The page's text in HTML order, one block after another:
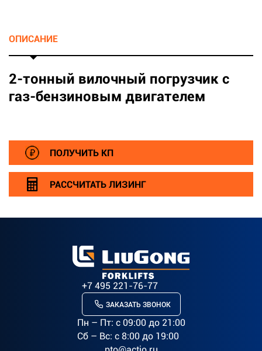
ОПИСАНИЕ
2-тонный вилочный погрузчик с
газ-бензиновым двигателем
ПОЛУЧИТЬ КП
РАССЧИТАТЬ ЛИЗИНГ
+7 495 221-76-77
ЗАКАЗАТЬ ЗВОНОК
Пн – Пт: c 09:00 до 21:00
Сб – Вс: с 8:00 до 19:00